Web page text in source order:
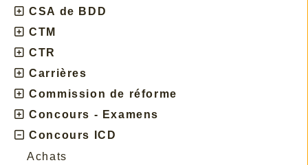
CSA de BDD
CTM
CTR
Carrières
Commission de réforme
Concours - Examens
Concours ICD
Achats